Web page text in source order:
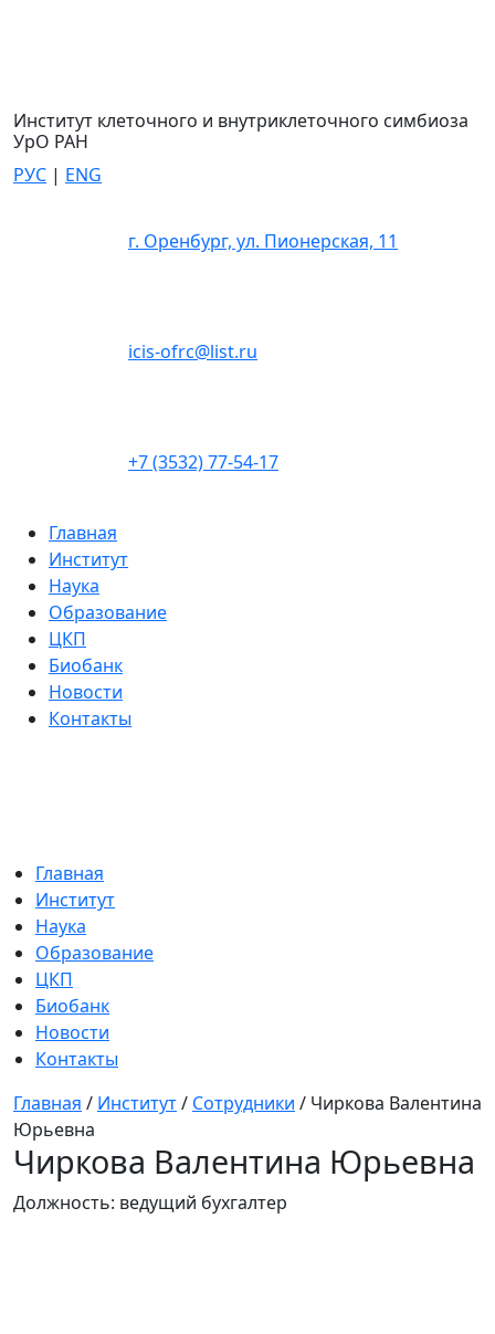
Институт клеточного и внутриклеточного симбиоза
УрО РАН
РУС | ENG
г. Оренбург, ул. Пионерская, 11
icis-ofrc@list.ru
+7 (3532) 77-54-17
Главная
Институт
Наука
Образование
ЦКП
Биобанк
Новости
Контакты
Главная
Институт
Наука
Образование
ЦКП
Биобанк
Новости
Контакты
Главная / Институт/ Сотрудники / Чиркова Валентина
Юрьевна
Чиркова Валентина Юрьевна
Должность: ведущий бухгалтер